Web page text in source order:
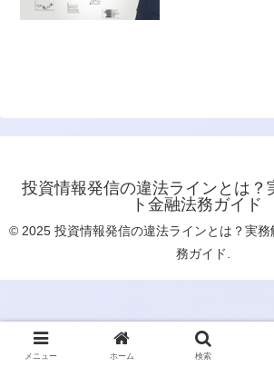
投資情報発信の違法ラインとは？
ト金融法務ガイド
© 2025 投資情報発信の違法ラインとは？実
務ガイド.
メニュー ホーム 検索